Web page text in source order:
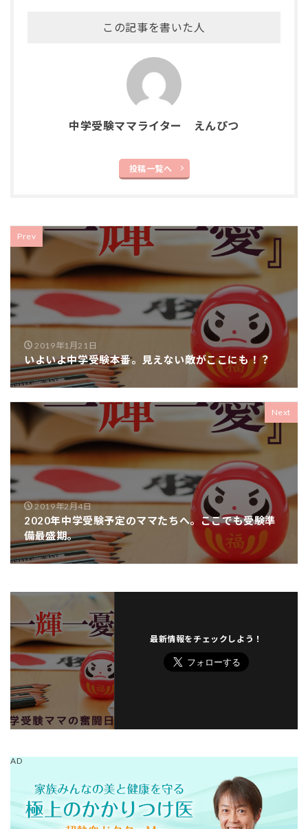
この記事を書いた人
中学受験ママライター えんぴつ
投稿一覧へ
Prev
2019年1月21日
いよいよ中学受験本番。見えない敵がここにも！？
Next
2019年2月4日
2020年中学受験予定のママたちへ。ここでも受験準
備最盛期。
最新情報をチェックしよう！
AD